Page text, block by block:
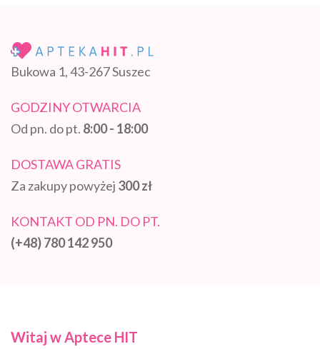
Bukowa 1, 43-267 Suszec
GODZINY OTWARCIA
Od pn. do pt. 8:00 - 18:00
DOSTAWA GRATIS
Za zakupy powyżej 300 zł
KONTAKT OD PN. DO PT.
(+48) 780 142 950
Witaj w Aptece HIT